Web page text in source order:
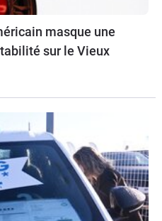
masque une
sur le Vieux